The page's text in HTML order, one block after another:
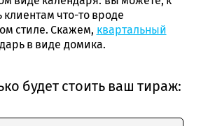
что-то вроде
стиле. Скажем, квартальный
в виде домика.
будет стоить ваш тираж: